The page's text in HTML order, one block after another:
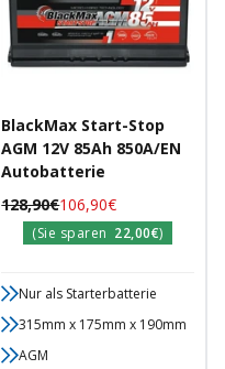
BlackMax Start-Stop
AGM 12V 85Ah 850A/EN
Autobatterie
Angebotspreis
106,90€
Regulärer
Preis
128,90€
(Sie sparen 22,00€)
Nur als Starterbatterie
315mm x 175mm x 190mm
AGM